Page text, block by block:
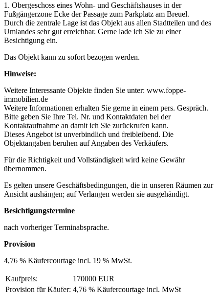
1. Obergeschoss eines Wohn- und Geschäftshauses in der
Fußgängerzone Ecke der Passage zum Parkplatz am Breuel.
Durch die zentrale Lage ist das Objekt aus allen Stadtteilen und des
Umlandes sehr gut erreichbar. Gerne lade ich Sie zu einer
Besichtigung ein.
Das Objekt kann zu sofort bezogen werden.
Hinweise:
Weitere Interessante Objekte finden Sie unter: www.foppe-
immobilien.de
Weitere Informationen erhalten Sie gerne in einem pers. Gespräch.
Bitte geben Sie Ihre Tel. Nr. und Kontaktdaten bei der
Kontaktaufnahme an damit ich Sie zurückrufen kann.
Dieses Angebot ist unverbindlich und freibleibend. Die
Objektangaben beruhen auf Angaben des Verkäufers.
Für die Richtigkeit und Vollständigkeit wird keine Gewähr
übernommen.
Es gelten unsere Geschäftsbedingungen, die in unseren Räumen zur
Ansicht aushängen; auf Verlangen werden sie ausgehändigt.
Besichtigungstermine
nach vorheriger Terminabsprache.
Provision
4,76 % Käufercourtage incl. 19 % MwSt.
Kaufpreis:
170000 EUR
Provision für Käufer: 4,76 % Käufercourtage incl. MwSt